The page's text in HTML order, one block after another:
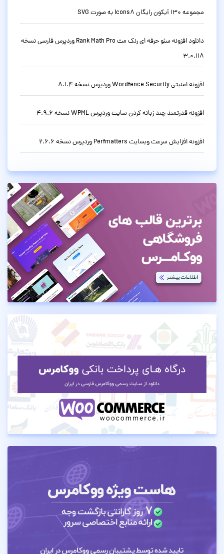
مجموعه 130 آیکون رایگان Icons8 به صورت SVG
دانلود افزونه سئو حرفه ای رنک مث Rank Math Pro وردپرس فارسی نسخه
3.0.118
افزونه امنیتی Wordfence Security وردپرس نسخه 8.1.4
افزونه قدرتمند چند زبانه کردن سایت وردپرس WPML نسخه 4.9.6
افزونه افزایش سرعت وبسایت Perfmatters وردپرس نسخه 2.6.6